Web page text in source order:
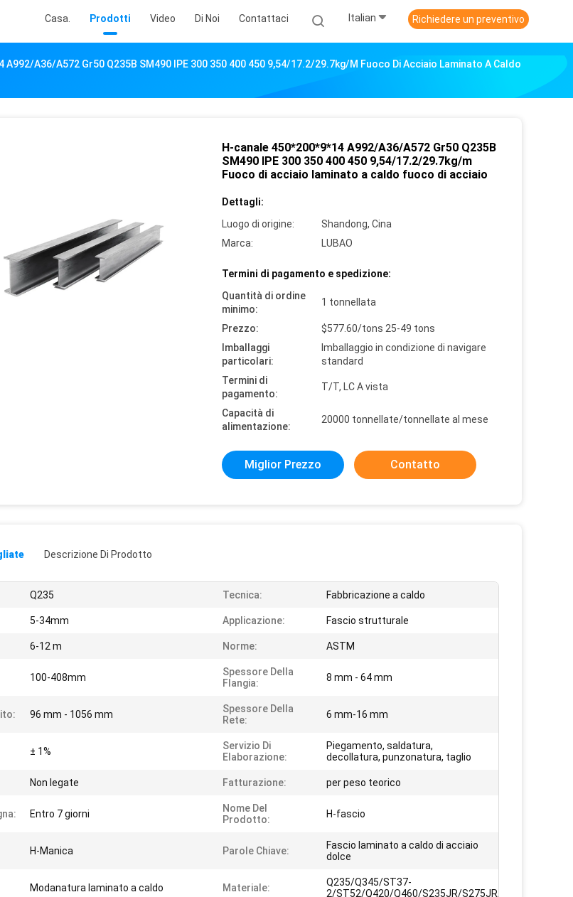
Casa. Prodotti Video Di Noi Contattaci Italian Richiedere un preventivo
A992/A36/A572 Gr50 Q235B SM490 IPE 300 350 400 450 9,54/17.2/29.7kg/m Fuoco Di Acciaio Laminato A Caldo
H-canale 450*200*9*14 A992/A36/A572 Gr50 Q235B
SM490 IPE 300 350 400 450 9,54/17.2/29.7kg/m
Fuoco di acciaio laminato a caldo fuoco di acciaio
Dettagli:
Luogo di origine:
Shandong, Cina
Marca:
LUBAO
Termini di pagamento e spedizione:
Quantità di ordine
minimo:
1 tonnellata
Prezzo:
$577.60/tons 25-49 tons
Imballaggi
particolari:
Imballaggio in condizione di navigare
standard
Termini di
pagamento:
T/T, LC A vista
Capacità di
alimentazione:
20000 tonnellate/tonnellate al mese
Miglior Prezzo Contatto
Descrizione Di Prodotto
Q235 Tecnica: Fabbricazione a caldo
5-34mm Applicazione: Fascio strutturale
6-12 m Norme: ASTM
100-408mm
Spessore Della
Flangia:
8 mm - 64 mm
96 mm - 1056 mm
Spessore Della
Rete:
6 mm-16 mm
± 1%
Servizio Di
Elaborazione:
Piegamento, saldatura,
decollatura, punzonatura, taglio
Non legate Fatturazione: per peso teorico
Entro 7 giorni
Nome Del
Prodotto:
H-fascio
H-Manica Parole Chiave:
Fascio laminato a caldo di acciaio
dolce
Modanatura laminato a caldo Materiale:
Q235/Q345/ST37-
2/ST52/Q420/Q460/S235JR/S275JR/S355JR